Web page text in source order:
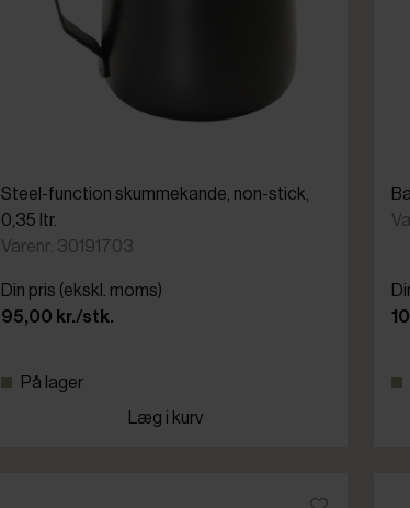
Steel-function skummekande, non-stick,
0,35 ltr.
Varenr: 30191703
Din pris (ekskl. moms)
95,00 kr./stk.
På lager
Læg i kurv